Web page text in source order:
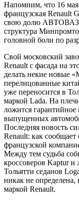
Напомним, что 16
французская Renault
свою долю
структура
головной боли по
Свой московский
Renault с фасада на
делать некие новые
перелицованные
уже переносится в
маркой Lada. На
ложится
выпущенных
Последняя новость
Renault: как
французской
Между тем судьба
кроссоверов Kaptur и
Тольятти седанов
никак не
маркой Renault.